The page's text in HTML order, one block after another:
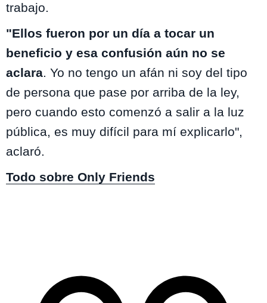
trabajo.
"Ellos fueron por un día a tocar un
beneficio y esa confusión aún no se
aclara. Yo no tengo un afán ni soy del tipo
de persona que pase por arriba de la ley,
pero cuando esto comenzó a salir a la luz
pública, es muy difícil para mí explicarlo",
aclaró.
Todo sobre Only Friends